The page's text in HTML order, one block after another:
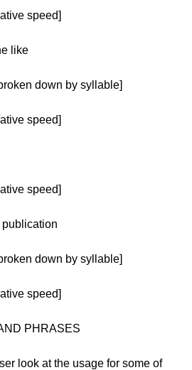
speed]
like
down by syllable]
speed]
speed]
down by syllable]
speed]
PHRASES
look at the usage for some of